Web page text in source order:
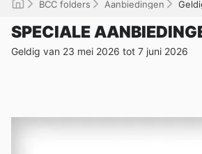
BCC folders Aanbiedingen
SPECIALE
Geldig van 23 mei 2026 tot 7 juni 2026